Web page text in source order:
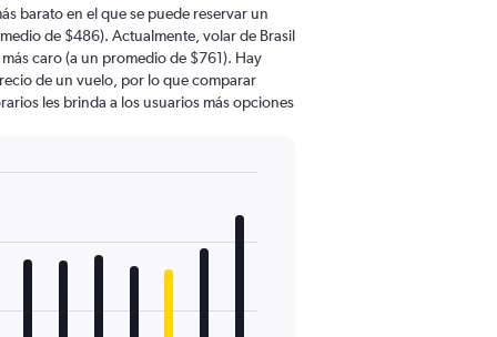
barato en el que se puede reservar un
de $486). Actualmente, volar de Brasil
caro (a un promedio de $761). Hay
de un vuelo, por lo que comparar
les brinda a los usuarios más opciones